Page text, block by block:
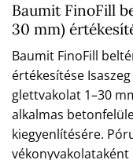
Baumit FinoFill
30 mm)
Baumit FinoFill
értékesítése
glettvakolat 1–30
alkalmas
kiegyenlítésére.